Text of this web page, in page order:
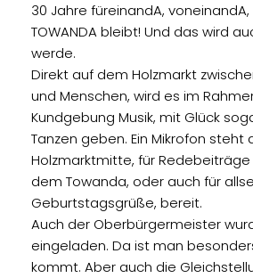
30 Jahre füreinandA,
TOWANDA bleibt! Und das wird
werde.
Direkt auf dem Holzmarkt
und Menschen, wird es im
Kundgebung Musik, mit Glück
Tanzen geben. Ein Mikrofon steht
Holzmarktmitte, für Redebeiträge
dem Towanda, oder auch für
Geburtstagsgrüße, bereit.
Auch der Oberbürgermeister
eingeladen. Da ist man
kommt. Aber auch die